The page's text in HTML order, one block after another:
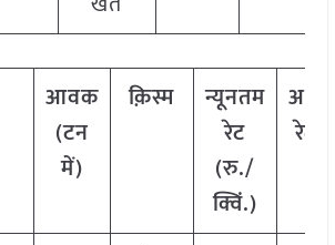
आवक
(टन
में)
क़िस्म
न्यूनतम
रेट
(रु./
क्विं.)
रेट